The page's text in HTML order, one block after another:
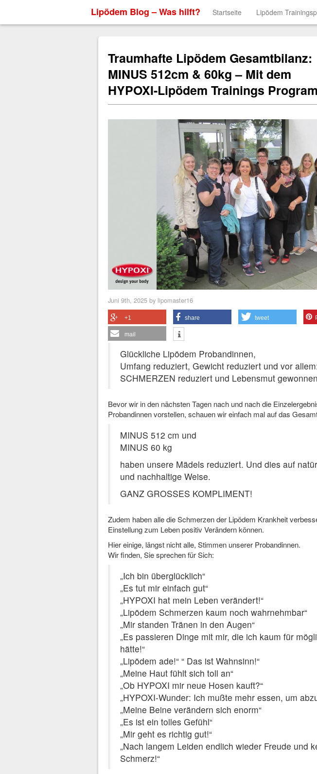
Lipödem Blog – Was hilft? Startseite Lipödem
Traumhafte Lipödem Gesamtbilanz:
MINUS 512cm & 60kg – Mit dem
HYPOXI-Lipödem Trainings
Juni 9th, 2025 by lipomaster16
+1 share tweet
mail
Glückliche Lipödem Probandinnen,
Umfang reduziert, Gewicht reduziert und vor
SCHMERZEN reduziert und Lebensmut
Bevor wir in den nächsten Tagen nach und nach die
Probandinnen vorstellen, schauen wir einfach mal auf das
MINUS 512 cm und
MINUS 60 kg
haben unsere Mädels reduziert. Und dies auf
und nachhaltige Weise.
GANZ GROSSES KOMPLIMENT!
Zudem haben alle die Schmerzen der Lipödem Krankheit
Einstellung zum Leben positiv Verändern können.
Hier einige, längst nicht alle, Stimmen unserer Probandinnen.
Wir finden, Sie sprechen für Sich:
„Ich bin überglücklich“
„Es tut mir einfach gut“
„HYPOXI hat mein Leben verändert!“
„Lipödem Schmerzen kaum noch wahrnehmbar“
„Mir standen Tränen in den Augen“
„Es passieren Dinge mit mir, die ich kaum für
hätte!“
„Lipödem ade!“ “ Das ist Wahnsinn!“
„Meine Haut fühlt sich toll an“
„Ob HYPOXI mir neue Hosen kauft?“
„HYPOXI-Wunder: Ich mußte mehr essen, um
„Meine Beine verändern sich enorm“
„Es ist ein tolles Gefühl“
„Mir geht es richtig gut!“
„Nach langem Leiden endlich wieder Freude und
Schmerz!“